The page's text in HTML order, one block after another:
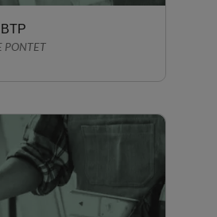
PONTET